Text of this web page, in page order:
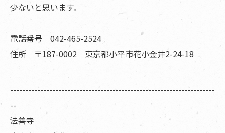
少ないと思います。
電話番号 042-465-2524
住所 〒187-0002 東京都小平市花小金井2-24-18
--------------------------------------------------------------------
--
法善寺